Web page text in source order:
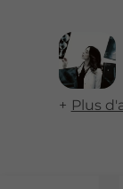
Plus